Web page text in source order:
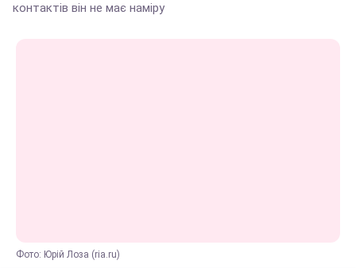
контактів він не має наміру
Фото: Юрій Лоза (ria.ru)